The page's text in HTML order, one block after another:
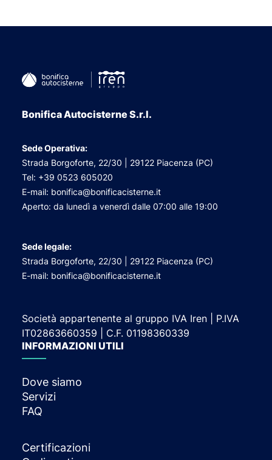
Bonifica Autocisterne S.r.l.
Sede Operativa:
Strada Borgoforte, 22/30 | 29122 Piacenza (PC)
Tel: +39 0523 605020
E-mail: bonifica@bonificacisterne.it
Aperto: da lunedì a venerdì dalle 07:00 alle 19:00
Sede legale:
Strada Borgoforte, 22/30 | 29122 Piacenza (PC)
E-mail: bonifica@bonificacisterne.it
Società appartenente al gruppo IVA Iren | P.IVA
IT02863660359 | C.F. 01198360339
INFORMAZIONI UTILI
Dove siamo
Servizi
FAQ
Certificazioni